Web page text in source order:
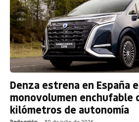
Denza estrena en España
monovolumen enchufable
kilómetros de autonomía